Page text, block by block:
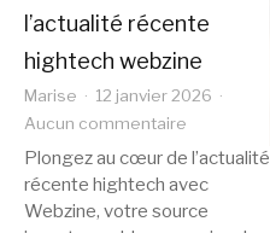
l’actualité récente
hightech webzine
Marise
12 janvier 2026
Aucun commentaire
Plongez
au
cœur
Plongez au cœur de l’actualité
récente hightech avec
Webzine, votre source